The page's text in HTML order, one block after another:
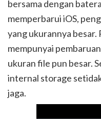
bersama dengan
memperbarui iOS,
yang ukurannya besar.
mempunyai
ukuran file pun besar.
internal storage
jaga.